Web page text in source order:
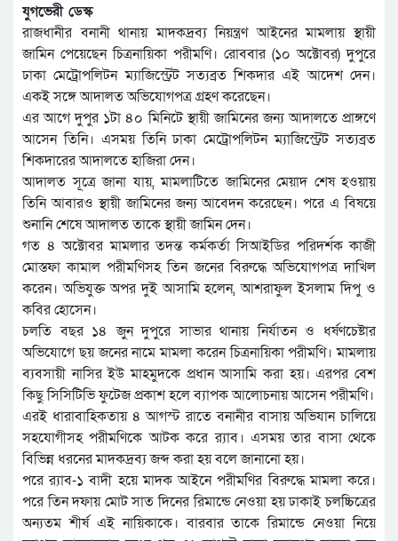
যুগভেরী ডেস্ক
রাজধানীর বনানী থানায় মাদকদ্রব্য নিয়ন্ত্রণ আইনের মামলায় স্থায়ী
জামিন পেয়েছেন চিত্রনায়িকা পরীমণি। রোববার (১০ অক্টোবর) দুপুরে
ঢাকা মেট্রোপলিটন ম্যাজিস্ট্রেট সত্যব্রত শিকদার এই আদেশ দেন।
একই সঙ্গে আদালত অভিযোগপত্র গ্রহণ করেছেন।
এর আগে দুপুর ১টা ৪০ মিনিটে স্থায়ী জামিনের জন্য আদালতে প্রাঙ্গণে
আসেন তিনি। এসময় তিনি ঢাকা মেট্রোপলিটন ম্যাজিস্ট্রেট সত্যব্রত
শিকদারের আদালতে হাজিরা দেন।
আদালত সূত্রে জানা যায়, মামলাটিতে জামিনের মেয়াদ শেষ হওয়ায়
তিনি আবারও স্থায়ী জামিনের জন্য আবেদন করেছেন। পরে এ বিষয়ে
শুনানি শেষে আদালত তাকে স্থায়ী জামিন দেন।
গত ৪ অক্টোবর মামলার তদন্ত কর্মকর্তা সিআইডির পরিদর্শক কাজী
মোস্তফা কামাল পরীমণিসহ তিন জনের বিরুদ্ধে অভিযোগপত্র দাখিল
করেন। অভিযুক্ত অপর দুই আসামি হলেন, আশরাফুল ইসলাম দিপু ও
কবির হোসেন।
চলতি বছর ১৪ জুন দুপুরে সাভার থানায় নির্যাতন ও ধর্ষণচেষ্টার
অভিযোগে ছয় জনের নামে মামলা করেন চিত্রনায়িকা পরীমণি। মামলায়
ব্যবসায়ী নাসির ইউ মাহমুদকে প্রধান আসামি করা হয়। এরপর বেশ
কিছু সিসিটিভি ফুটেজ প্রকাশ হলে ব্যাপক আলোচনায় আসেন পরীমণি।
এরই ধারাবাহিকতায় ৪ আগস্ট রাতে বনানীর বাসায় অভিযান চালিয়ে
সহযোগীসহ পরীমণিকে আটক করে র‍্যাব। এসময় তার বাসা থেকে
বিভিন্ন ধরনের মাদকদ্রব্য জব্দ করা হয় বলে জানানো হয়।
পরে র‍্যাব-১ বাদী হয়ে মাদক আইনে পরীমণির বিরুদ্ধে মামলা করে।
পরে তিন দফায় মোট সাত দিনের রিমান্ডে নেওয়া হয় ঢাকাই চলচ্চিত্রের
অন্যতম শীর্ষ এই নায়িকাকে। বারবার তাকে রিমান্ডে নেওয়া নিয়ে